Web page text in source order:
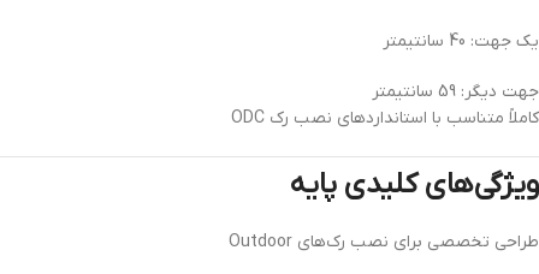
یک جهت: 40 سانتیمتر
جهت دیگر: 59 سانتیمتر
کاملاً متناسب با استانداردهای نصب رک ODC
ویژگی‌های کلیدی پایه
طراحی تخصصی برای نصب رک‌های Outdoor